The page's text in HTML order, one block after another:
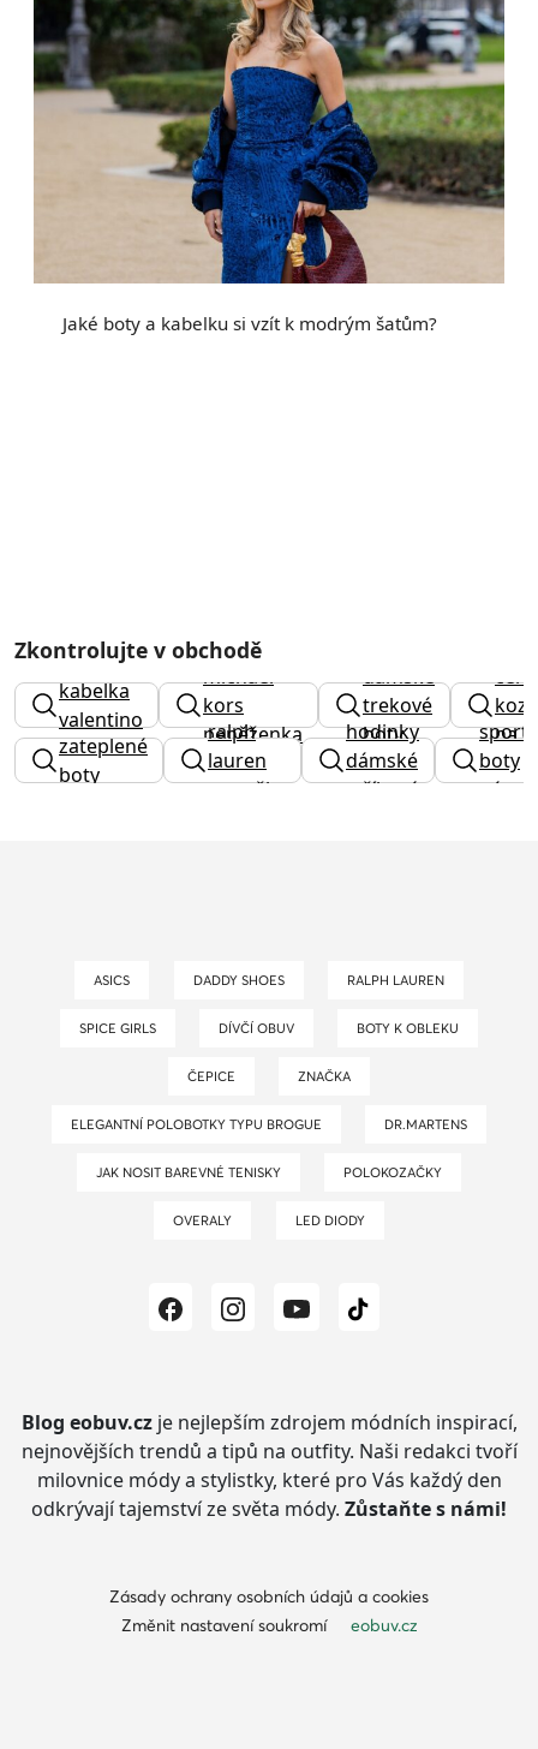
Jaké boty a kabelku si vzít k modrým šatům?
Zkontrolujte v obchodě
kabelka
valentino
michael
kors
peněženka
dámské
trekové
boty
na
zateplené
boty
ralph
lauren
ponožky
hodinky
dámské
stříbrné
boty
ASICS DADDY SHOES RALPH LAUREN
SPICE GIRLS DÍVČÍ OBUV BOTY K OBLEKU
ČEPICE ZNAČKA
ELEGANTNÍ POLOBOTKY TYPU BROGUE DR.MARTENS
JAK NOSIT BAREVNÉ TENISKY POLOKOZAČKY
OVERALY LED DIODY
Blog eobuv.czje nejlepším zdrojem módních inspirací,
nejnovějších trendů a tipů na outfity. Naši redakci tvoří
milovnice módy a stylistky, které pro Vás každý den
odkrývají tajemství ze světa módy. Zůstaňte s námi!
Zásady ochrany osobních údajů a cookies
Změnit nastavení soukromí
eobuv.cz